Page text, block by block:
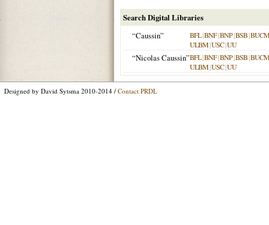
Search Digital Libraries
“Caussin”
BFL|BNF|BNP|BSB|BUCM
ULBM|USC|UU
“Nicolas Caussin”BFL|BNF|BNP|BSB|BUCM
ULBM|USC|UU
Designed by David Sytsma 2010-2014 / Contact PRDL